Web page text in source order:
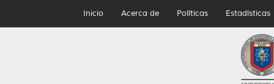
Inicio Acerca de Políticas Estadísticas